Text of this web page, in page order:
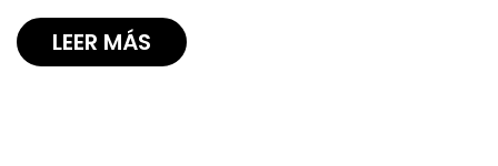
LEER MÁS